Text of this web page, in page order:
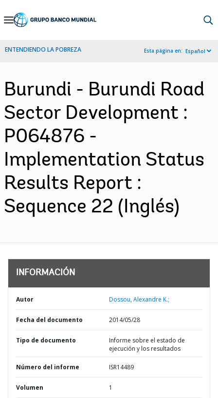
Skip
Navigation
ENTENDIENDO LA POBREZA Esta página en: Español
Burundi - Burundi Road
Sector Development :
P064876 -
Implementation Status
Results Report :
Sequence 22 (Inglés)
INFORMACIÓN
Autor Dossou, Alexandre K.;
Fecha del documento 2014/05/28
Tipo de documento
Informe sobre el estado de
ejecución y los resultados
Número del informe ISR14489
Volumen 1